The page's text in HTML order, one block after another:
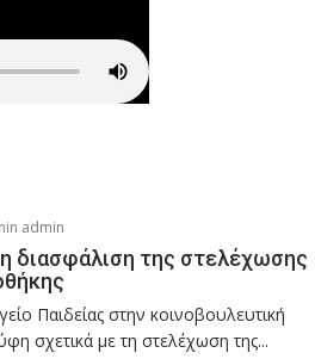
admin
διασφάλιση της στελέχωσης
Παιδείας στην κοινοβουλευτική
σχετικά με τη στελέχωση της...